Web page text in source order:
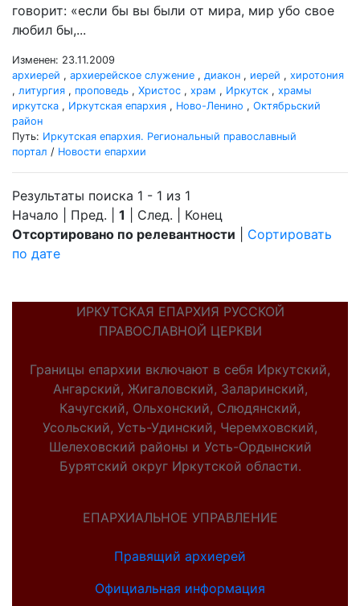
говорит: «если бы вы были от мира, мир убо свое
любил бы,...
Изменен: 23.11.2009
архиерей , архиерейское служение , диакон , иерей , хиротония
, литургия , проповедь , Христос , храм , Иркутск , храмы
иркутска , Иркутская епархия , Ново-Ленино , Октябрьский
район
Путь: Иркутская епархия. Региональный православный
портал / Новости епархии
Результаты поиска 1 - 1 из 1
Начало | Пред. | 1 | След. | Конец
Отсортировано по релевантности
Сортировать
по дате
ИРКУТСКАЯ ЕПАРХИЯ РУССКОЙ
ПРАВОСЛАВНОЙ ЦЕРКВИ
Границы епархии включают в себя Иркутский,
Ангарский, Жигаловский, Заларинский,
Качугский, Ольхонский, Слюдянский,
Усольский, Усть-Удинский, Черемховский,
Шелеховский районы и Усть-Ордынский
Бурятский округ Иркутской области.
ЕПАРХИАЛЬНОЕ УПРАВЛЕНИЕ
Правящий архиерей
Официальная информация